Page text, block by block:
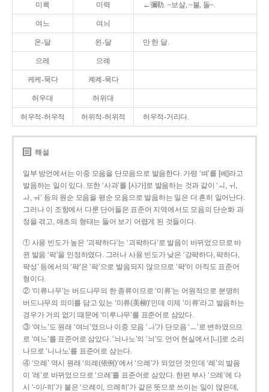
미륵 미력 ←彌勒. ~보살, ~불, 돌~.
여느 여늬
온-달 왼-달 만 한 달.
으레 으례
케케-묵다 켸켸-묵다
허우대 허위대
허우적-허우적 허위적-허위적 허우적-거리다.
해설
일부 방언에서는 이중 모음을 단모음으로 발음한다. 가령 ‘벼’를 [베]라고
발음하는 일이 있다. 또한 ‘사과’를 [사가]로 발음하는 것과 같이 ‘ㅚ, ㅟ,
ㅘ, ㅝ’ 등의 원순 모음을 평순 모음으로 발음하는 일은 더 흔히 일어난다.
그러나 이 조항에서 다룬 단어들은 표준어 지역에서도 모음의 단순화 과
정을 겪고, 애초의 형태는 들어 보기 어렵게 된 것들이다.
① 사용 빈도가 높은 ‘괴퍅하다’는 ‘괴팍하다’로 발음이 바뀌었으므로 바
뀐 발음 ‘팍’을 인정하였다. 그러나 사용 빈도가 낮은 ‘강퍅하다, 퍅하다,
퍅성’ 등에서의 ‘퍅’은 ‘팍’으로 발음되지 않으므로 ‘퍅’이 아직도 표준어
형이다.
② ‘미류나무’는 버드나무의 한 종류이므로 ‘미류’는 어원적으로 분명히
버드나무의 의미를 담고 있는 ‘미류(美柳)’인데 이제 ‘미류’라고 발음하는
경우가 거의 없기 때문에 ‘미루나무’를 표준어로 삼았다.
③ ‘여느’도 원래 ‘여늬’였으나 이중 모음 ‘ㅢ’가 단모음 ‘ㅡ’로 변하였으므
로 ‘여느’를 표준어로 삼았다. ‘늬나노’의 ‘늬’도 언어 현실에서 [니]로 소리
나므로 ‘니나노’를 표준어로 삼는다.
④ ‘으례’ 역시 원래 ‘의례(依例)’에서 ‘으례’가 되었던 것인데 ‘례’의 발음
이 ‘레’로 바뀌었으므로 ‘으레’를 표준어로 삼았다. 한편 부사 ‘으레’에 다
시 ‘-이/-히’가 붙은 ‘으레이, 으레히’가 같은 뜻으로 쓰이는 일이 많은데,